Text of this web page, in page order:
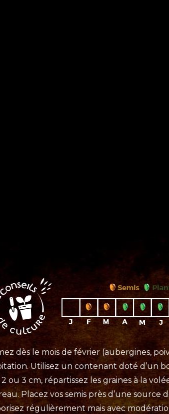
dès le mois de février (aubergines,
Utilisez un contenant doté d’un
ou 3 cm, répartissez les graines à la
Placez vos semis près d’une source
régulièrement mais avec